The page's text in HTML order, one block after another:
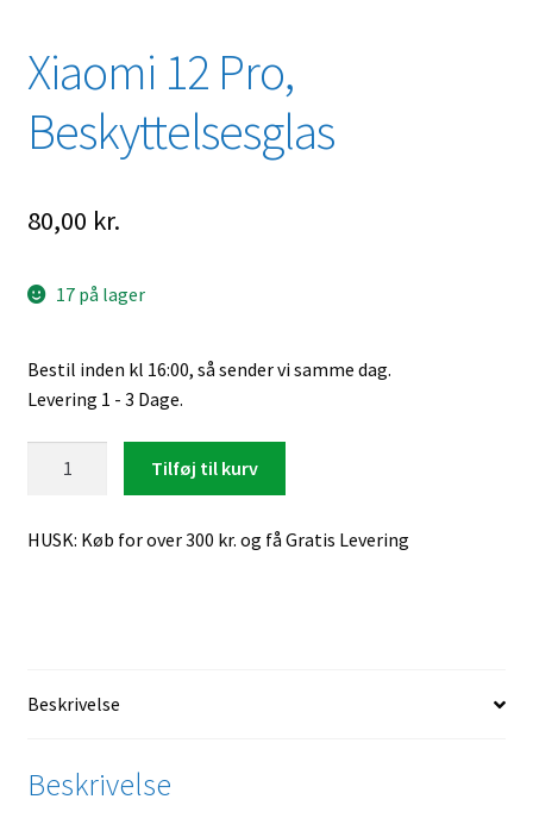
Xiaomi 12 Pro,
Beskyttelsesglas
80,00 kr.
17 på lager
Bestil inden kl 16:00, så sender vi samme dag.
Levering 1 - 3 Dage.
Beskyttelsesglas
Tilføj til kurv
HUSK: Køb for over 300 kr. og få Gratis Levering
Beskrivelse
Beskrivelse